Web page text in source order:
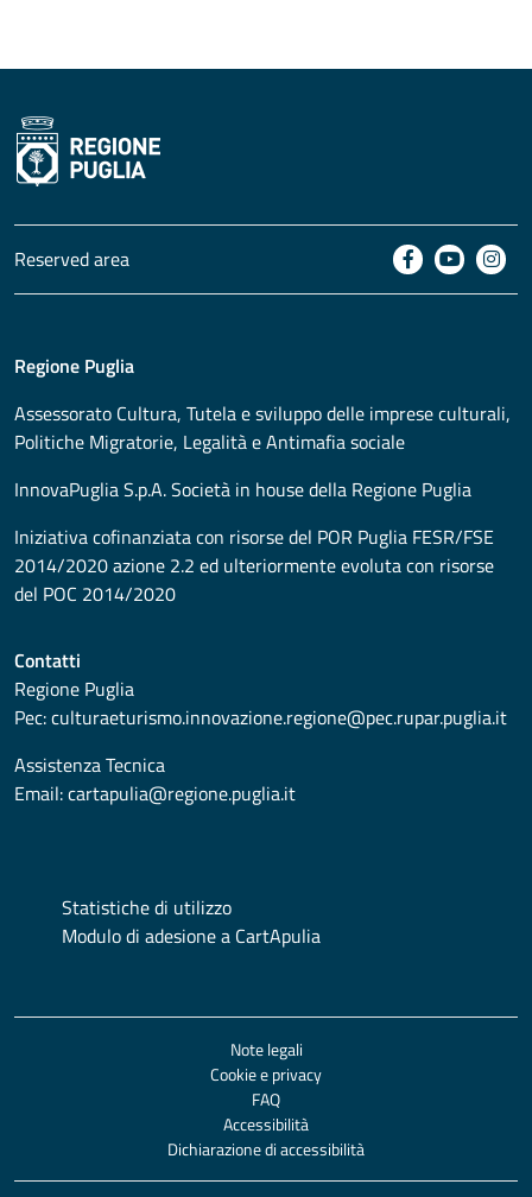
Reserved area
Regione Puglia
Assessorato Cultura, Tutela e sviluppo delle imprese culturali,
Politiche Migratorie, Legalità e Antimafia sociale
InnovaPuglia S.p.A. Società in house della Regione Puglia
Iniziativa cofinanziata con risorse del POR Puglia FESR/FSE
2014/2020 azione 2.2 ed ulteriormente evoluta con risorse
del POC 2014/2020
Contatti
Regione Puglia
Pec:culturaeturismo.innovazione.regione@pec.rupar.puglia.it
Assistenza Tecnica
Email:cartapulia@regione.puglia.it
Statistiche di utilizzo
Modulo di adesione a CartApulia
Note legali
Cookie e privacy
FAQ
Accessibilità
Dichiarazione di accessibilità